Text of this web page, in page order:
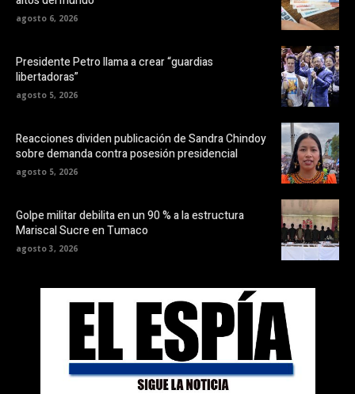
agosto 6, 2026
Presidente Petro llama a crear “guardias
libertadoras”
agosto 5, 2026
Reacciones dividen publicación de Sandra Chindoy
sobre demanda contra posesión presidencial
agosto 5, 2026
Golpe militar debilita en un 90 % a la estructura
Mariscal Sucre en Tumaco
agosto 3, 2026